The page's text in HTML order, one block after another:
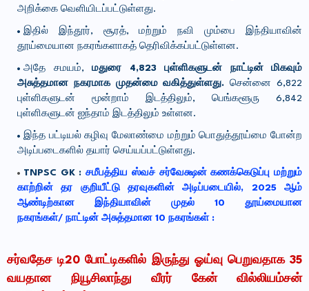
அறிக்கை வெளியிடப்பட்டுள்ளது.
இதில் இந்தூர், சூரத், மற்றும் நவி மும்பை இந்தியாவின்
தூய்மையான நகரங்களாகத் தெரிவிக்கப்பட்டுள்ளன.
அதே சமயம், மதுரை 4,823 புள்ளிகளுடன் நாட்டின் மிகவும்
அசுத்தமான நகரமாக முதன்மை வகித்துள்ளது. சென்னை 6,822
புள்ளிகளுடன் மூன்றாம் இடத்திலும், பெங்களூரு 6,842
புள்ளிகளுடன் ஐந்தாம் இடத்திலும் உள்ளன.
இந்த பட்டியல் கழிவு மேலாண்மை மற்றும் பொதுத்தூய்மை போன்ற
அடிப்படைகளில் தயார் செய்யப்பட்டுள்ளது.
TNPSC GK :சமீபத்திய ஸ்வச் சர்வேக்ஷன் கணக்கெடுப்பு மற்றும்
காற்றின் தர குறியீட்டு தரவுகளின் அடிப்படையில், 2025 ஆம்
ஆண்டிற்கான இந்தியாவின் முதல் 10 தூய்மையான
நகரங்கள்/ நாட்டின் அசுத்தமான 10 நகரங்கள் :
சர்வதேச டி20 போட்டிகளில் இருந்து ஓய்வு பெறுவதாக 35
வயதான நியூசிலாந்து வீரர் கேன் வில்லியம்சன்